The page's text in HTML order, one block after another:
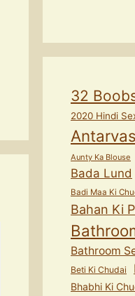
32
2020 Hindi
Aunty Ka Blouse
Bada Lund
Badi Maa Ki
Bahan Ki
Bathroom
Beti Ki Chudai
Bhabhi Ki